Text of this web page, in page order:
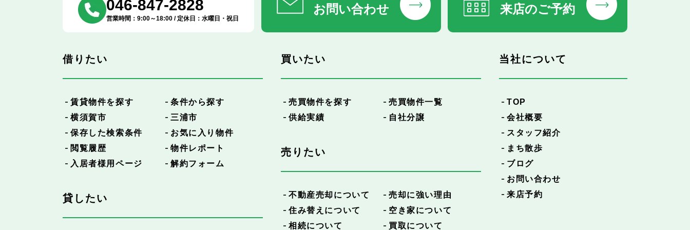
046-847-2828
営業時間：9:00～18:00 / 定休日：水曜日・祝日
お問い合わせ 来店のご予約
借りたい
賃貸物件を探す
条件から探す
横須賀市
三浦市
保存した検索条件
お気に入り物件
閲覧履歴
物件レポート
入居者様用ページ
解約フォーム
貸したい
買いたい
売買物件を探す
売買物件一覧
供給実績
自社分譲
売りたい
不動産売却について
売却に強い理由
住み替えについて
空き家について
相続について
買取について
当社について
TOP
会社概要
スタッフ紹介
まち散歩
ブログ
お問い合わせ
来店予約